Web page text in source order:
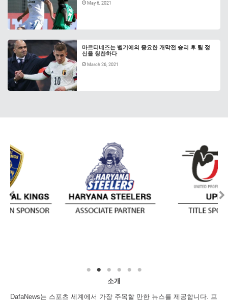
May 6, 2021
마르티네즈는 벨기에의 중요한 개막전 승리 후 팀 정
신을 칭찬하다
March 26, 2021
소개
DafaNews는 스포츠 세계에서 가장 주목할 만한 뉴스를 제공합니다. 프